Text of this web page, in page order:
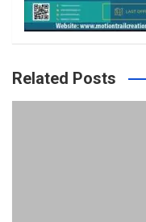
Related Posts